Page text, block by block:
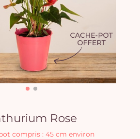
Rose
compris : 45 cm environ